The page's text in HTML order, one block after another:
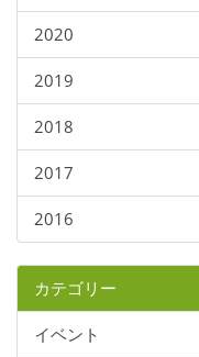
2020
2019
2018
2017
2016
カテゴリー
イベント